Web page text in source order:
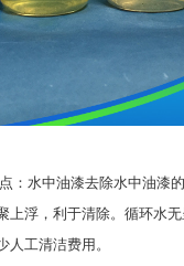
：水中油漆去除水中油漆
上浮，利于清除。循环水
人工清洁费用。